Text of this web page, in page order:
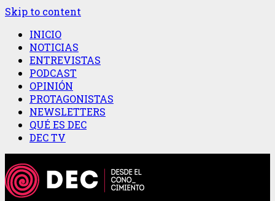
Skip to content
INICIO
NOTICIAS
ENTREVISTAS
PODCAST
OPINIÓN
PROTAGONISTAS
NEWSLETTERS
QUÉ ES DEC
DEC TV